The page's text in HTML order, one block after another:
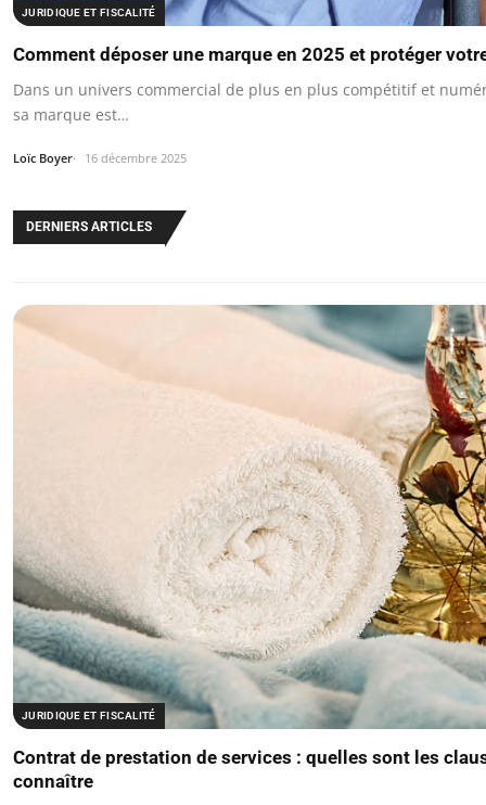
JURIDIQUE ET FISCALITÉ
Comment déposer une marque en 2025 et protéger
Dans un univers commercial de plus en plus compétitif et
sa marque est…
Loïc Boyer 16 décembre 2025
DERNIERS ARTICLES
JURIDIQUE ET FISCALITÉ
Contrat de prestation de services : quelles sont les
connaître